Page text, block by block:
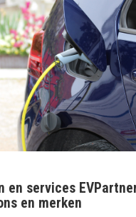
en services
en merken